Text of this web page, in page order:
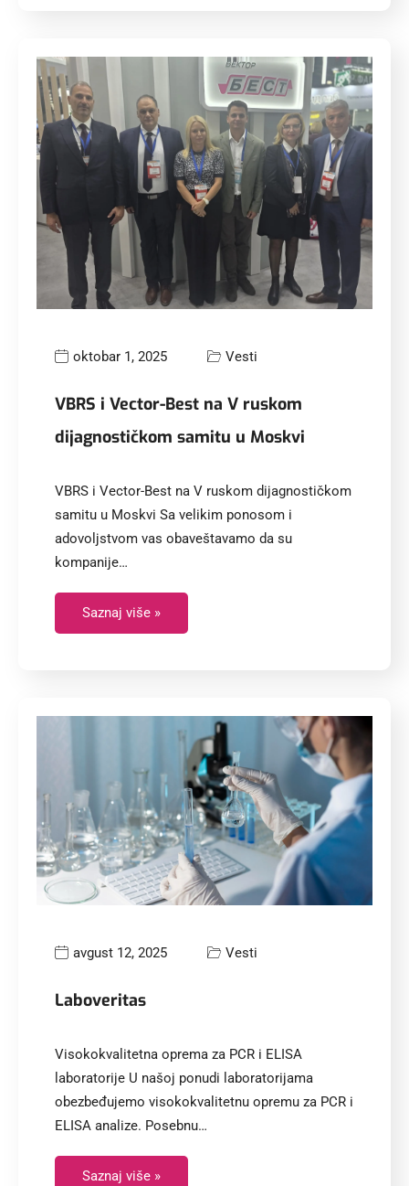
oktobar 1, 2025 Vesti
VBRS i Vector-Best na V ruskom
dijagnostičkom samitu u Moskvi
VBRS i Vector-Best na V ruskom dijagnostičkom
samitu u Moskvi Sa velikim ponosom i
adovoljstvom vas obaveštavamo da su
kompanije…
Saznaj više »
avgust 12, 2025 Vesti
Laboveritas
Visokokvalitetna oprema za PCR i ELISA
laboratorije U našoj ponudi laboratorijama
obezbeđujemo visokokvalitetnu opremu za PCR i
ELISA analize. Posebnu…
Saznaj više »